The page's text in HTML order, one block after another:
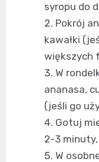
syropu do
Pokrój
kawałki
większych
W
ananasa,
(jeśli go
Gotuj
2-3
W